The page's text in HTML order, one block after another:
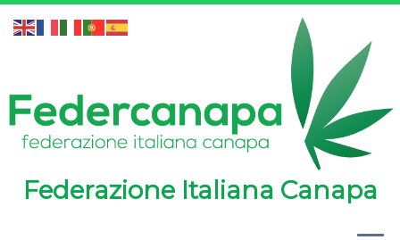
Federazione Italiana Canapa